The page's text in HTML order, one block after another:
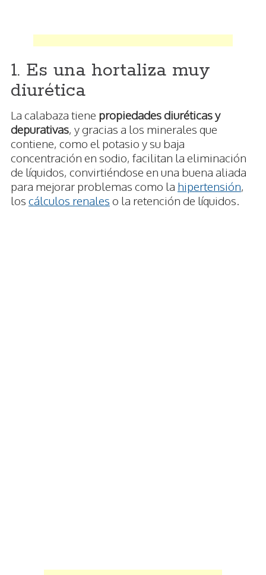
1. Es una hortaliza muy
diurética
La calabaza tiene propiedades diuréticas y
depurativas, y gracias a los minerales que
contiene, como el potasio y su baja
concentración en sodio, facilitan la eliminación
de líquidos, convirtiéndose en una buena aliada
para mejorar problemas como la hipertensión,
los cálculos renales o la retención de líquidos.